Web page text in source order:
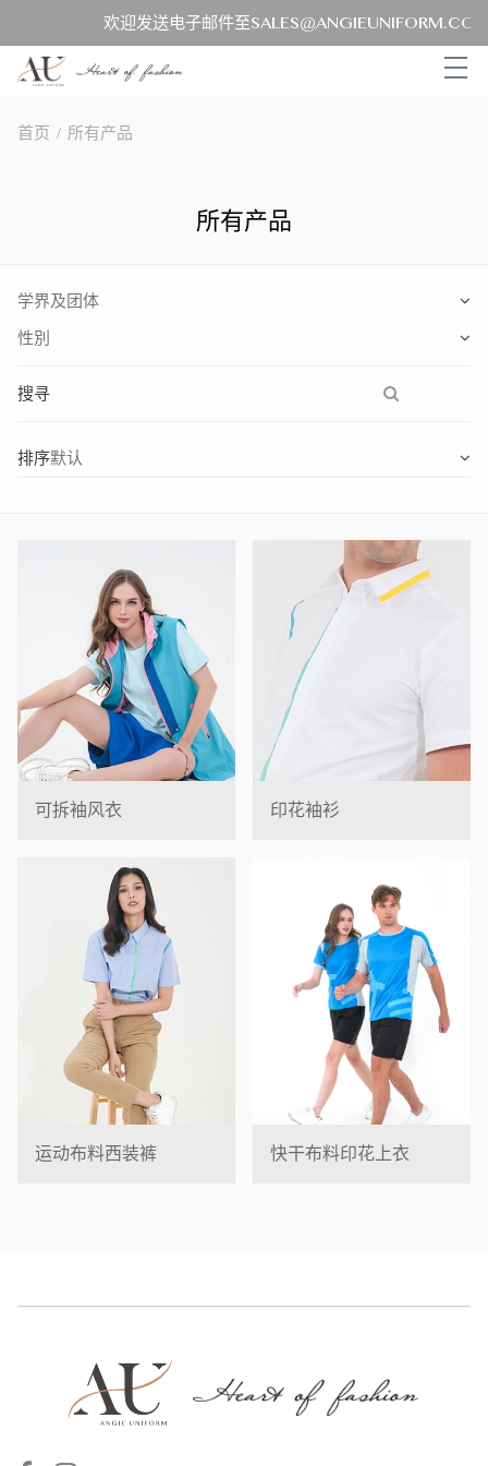
欢迎发送电子邮件至SALES@ANGIEUNIFORM.COM
首页 / 所有产品
所有产品
搜寻
排序
可拆袖风衣 印花袖衫
运动布料西装裤 快干布料印花上衣